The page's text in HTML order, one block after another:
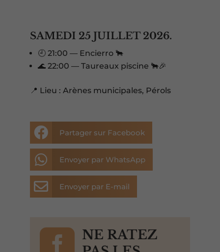
SAMEDI 25 JUILLET 2026.
🕘 21:00 — Encierro 🐂
🌊 22:00 — Taureaux piscine 🐂🎉
📍 Lieu : Arènes municipales, Pérols
 Partager sur Facebook
 Envoyer par WhatsApp
 Envoyer par E-mail

NE RATEZ